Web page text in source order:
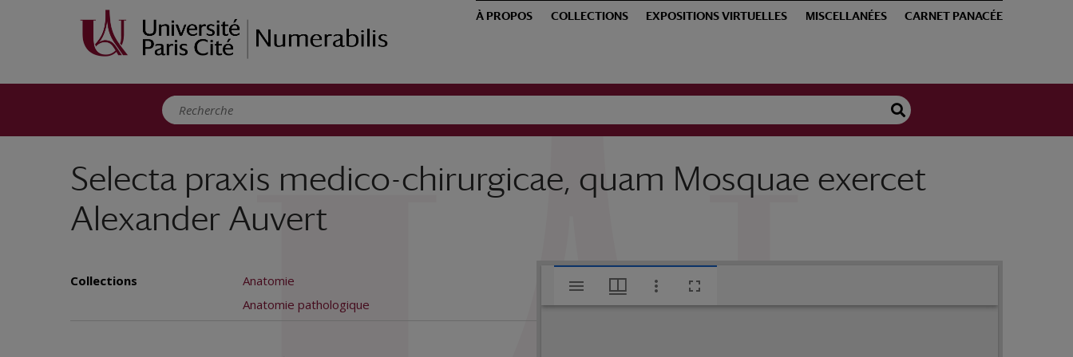
À PROPOS COLLECTIONS EXPOSITIONS VIRTUELLES MISCELLANÉES CARNET PANACÉE
Selecta praxis medico-chirurgicae, quam Mosquae exercet
Alexander Auvert
Collections
Anatomie
Anatomie pathologique
V
Panneau de gestion des cookies